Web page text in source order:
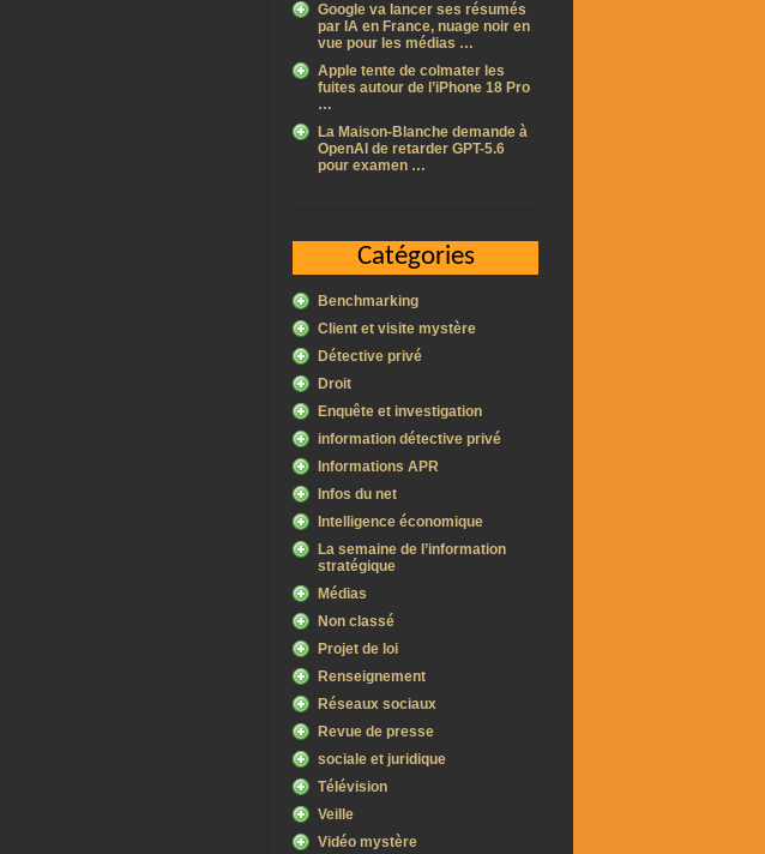
Google va lancer ses résumés
par IA en France, nuage noir en
vue pour les médias …
Apple tente de colmater les
fuites autour de l’iPhone 18 Pro
…
La Maison-Blanche demande à
OpenAI de retarder GPT-5.6
pour examen …
Catégories
Benchmarking
Client et visite mystère
Détective privé
Droit
Enquête et investigation
information détective privé
Informations APR
Infos du net
Intelligence économique
La semaine de l’information
stratégique
Médias
Non classé
Projet de loi
Renseignement
Réseaux sociaux
Revue de presse
sociale et juridique
Télévision
Veille
Vidéo mystère